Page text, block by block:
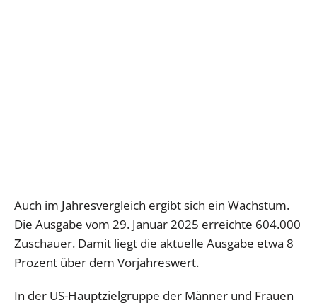
Auch im Jahresvergleich ergibt sich ein Wachstum.
Die Ausgabe vom 29. Januar 2025 erreichte 604.000
Zuschauer. Damit liegt die aktuelle Ausgabe etwa 8
Prozent über dem Vorjahreswert.
In der US-Hauptzielgruppe der Männer und Frauen